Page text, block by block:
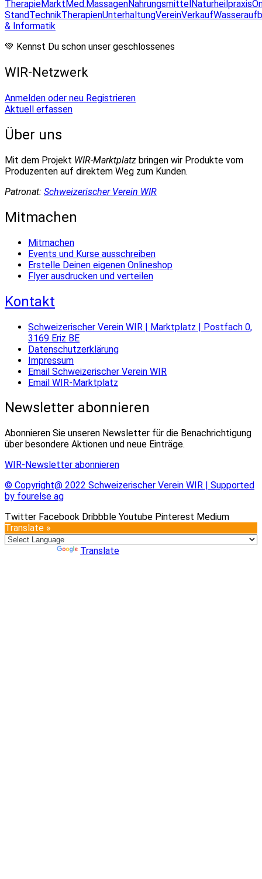
TherapieMarkt Med.MassagenNahrungsmittel Naturheilpraxis
StandTechnikTherapienUnterhaltungVereinVerkauf
& Informatik
💚 Kennst Du schon unser geschlossenes
WIR-Netzwerk
Anmelden oder neu Registrieren
Aktuell erfassen
Über uns
Mit dem Projekt WIR-Marktplatz bringen wir Produkte vom
Produzenten auf direktem Weg zum Kunden.
Patronat: Schweizerischer Verein WIR
Mitmachen
Mitmachen
Events und Kurse ausschreiben
Erstelle Deinen eigenen Onlineshop
Flyer ausdrucken und verteilen
Kontakt
Schweizerischer Verein WIR | Marktplatz | Postfach 0,
3169 Eriz BE
Datenschutzerklärung
Impressum
Email Schweizerischer Verein WIR
Email WIR-Marktplatz
Newsletter abonnieren
Abonnieren Sie unseren Newsletter für die Benachrichtigung
über besondere Aktionen und neue Einträge.
WIR-Newsletter abonnieren
© Copyright@ 2022 Schweizerischer Verein WIR | Supported
by fourelse ag
Twitter Facebook Dribbble Youtube Pinterest Medium
Translate »
Translate